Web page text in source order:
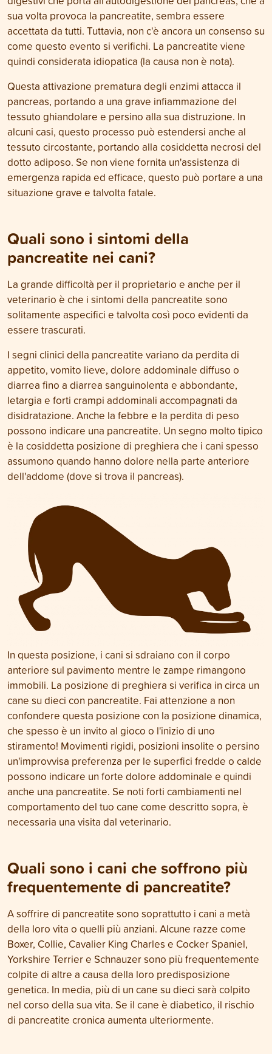
sua volta provoca la pancreatite, sembra essere
accettata da tutti. Tuttavia, non c'è ancora un consenso su
come questo evento si verifichi. La pancreatite viene
quindi considerata idiopatica (la causa non è nota).
Questa attivazione prematura degli enzimi attacca il
pancreas, portando a una grave infiammazione del
tessuto ghiandolare e persino alla sua distruzione. In
alcuni casi, questo processo può estendersi anche al
tessuto circostante, portando alla cosiddetta necrosi del
dotto adiposo. Se non viene fornita un'assistenza di
emergenza rapida ed efficace, questo può portare a una
situazione grave e talvolta fatale.
Quali sono i sintomi della
pancreatite nei cani?
La grande difficoltà per il proprietario e anche per il
veterinario è che i sintomi della pancreatite sono
solitamente aspecifici e talvolta così poco evidenti da
essere trascurati.
I segni clinici della pancreatite variano da perdita di
appetito, vomito lieve, dolore addominale diffuso o
diarrea fino a diarrea sanguinolenta e abbondante,
letargia e forti crampi addominali accompagnati da
disidratazione. Anche la febbre e la perdita di peso
possono indicare una pancreatite. Un segno molto tipico
è la cosiddetta posizione di preghiera che i cani spesso
assumono quando hanno dolore nella parte anteriore
dell'addome (dove si trova il pancreas).
In questa posizione, i cani si sdraiano con il corpo
anteriore sul pavimento mentre le zampe rimangono
immobili. La posizione di preghiera si verifica in circa un
cane su dieci con pancreatite. Fai attenzione a non
confondere questa posizione con la posizione dinamica,
che spesso è un invito al gioco o l'inizio di uno
stiramento! Movimenti rigidi, posizioni insolite o persino
un'improvvisa preferenza per le superfici fredde o calde
possono indicare un forte dolore addominale e quindi
anche una pancreatite. Se noti forti cambiamenti nel
comportamento del tuo cane come descritto sopra, è
necessaria una visita dal veterinario.
Quali sono i cani che soffrono più
frequentemente di pancreatite?
A soffrire di pancreatite sono soprattutto i cani a metà
della loro vita o quelli più anziani. Alcune razze come
Boxer, Collie, Cavalier King Charles e Cocker Spaniel,
Yorkshire Terrier e Schnauzer sono più frequentemente
colpite di altre a causa della loro predisposizione
genetica. In media, più di un cane su dieci sarà colpito
nel corso della sua vita. Se il cane è diabetico, il rischio
di pancreatite cronica aumenta ulteriormente.